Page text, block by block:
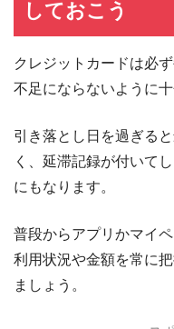
しておこう
クレジットカードは必
不足にならないように
引き落とし日を過ぎる
く、延滞記録が付いて
にもなります。
普段からアプリかマイ
利用状況や金額を常に
ましょう。